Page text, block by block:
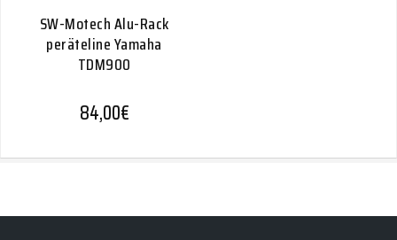
SW-Motech Alu-Rack
peräteline Yamaha
TDM900
84,00€